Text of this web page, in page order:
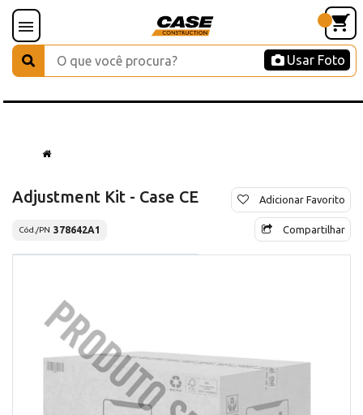
Usar Foto
Adjustment Kit - Case CE
Cód./PN 378642A1
Adicionar Favorito
Compartilhar